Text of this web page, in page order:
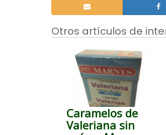
Otros artículos de
Caramelos de
Valeriana sin